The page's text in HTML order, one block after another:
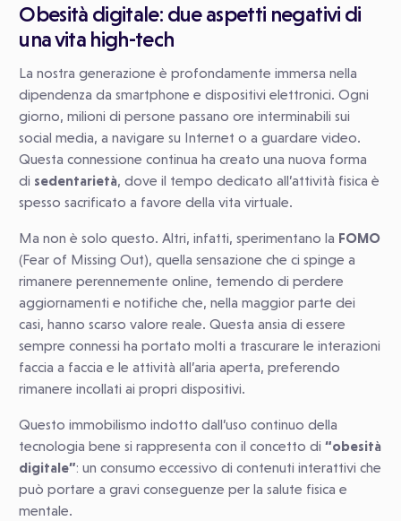
Obesità digitale: due aspetti negativi di
una vita high-tech
La nostra generazione è profondamente immersa nella
dipendenza da smartphone e dispositivi elettronici. Ogni
giorno, milioni di persone passano ore interminabili sui
social media, a navigare su Internet o a guardare video.
Questa connessione continua ha creato una nuova forma
di sedentarietà, dove il tempo dedicato all’attività fisica è
spesso sacrificato a favore della vita virtuale.
Ma non è solo questo. Altri, infatti, sperimentano la FOMO
(Fear of Missing Out), quella sensazione che ci spinge a
rimanere perennemente online, temendo di perdere
aggiornamenti e notifiche che, nella maggior parte dei
casi, hanno scarso valore reale. Questa ansia di essere
sempre connessi ha portato molti a trascurare le interazioni
faccia a faccia e le attività all’aria aperta, preferendo
rimanere incollati ai propri dispositivi.
Questo immobilismo indotto dall’uso continuo della
tecnologia bene si rappresenta con il concetto di“obesità
digitale”: un consumo eccessivo di contenuti interattivi che
può portare a gravi conseguenze per la salute fisica e
mentale.